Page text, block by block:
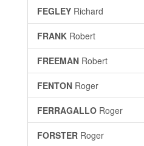
FEGLEY Richard
FRANK Robert
FREEMAN Robert
FENTON Roger
FERRAGALLO Roger
FORSTER Roger